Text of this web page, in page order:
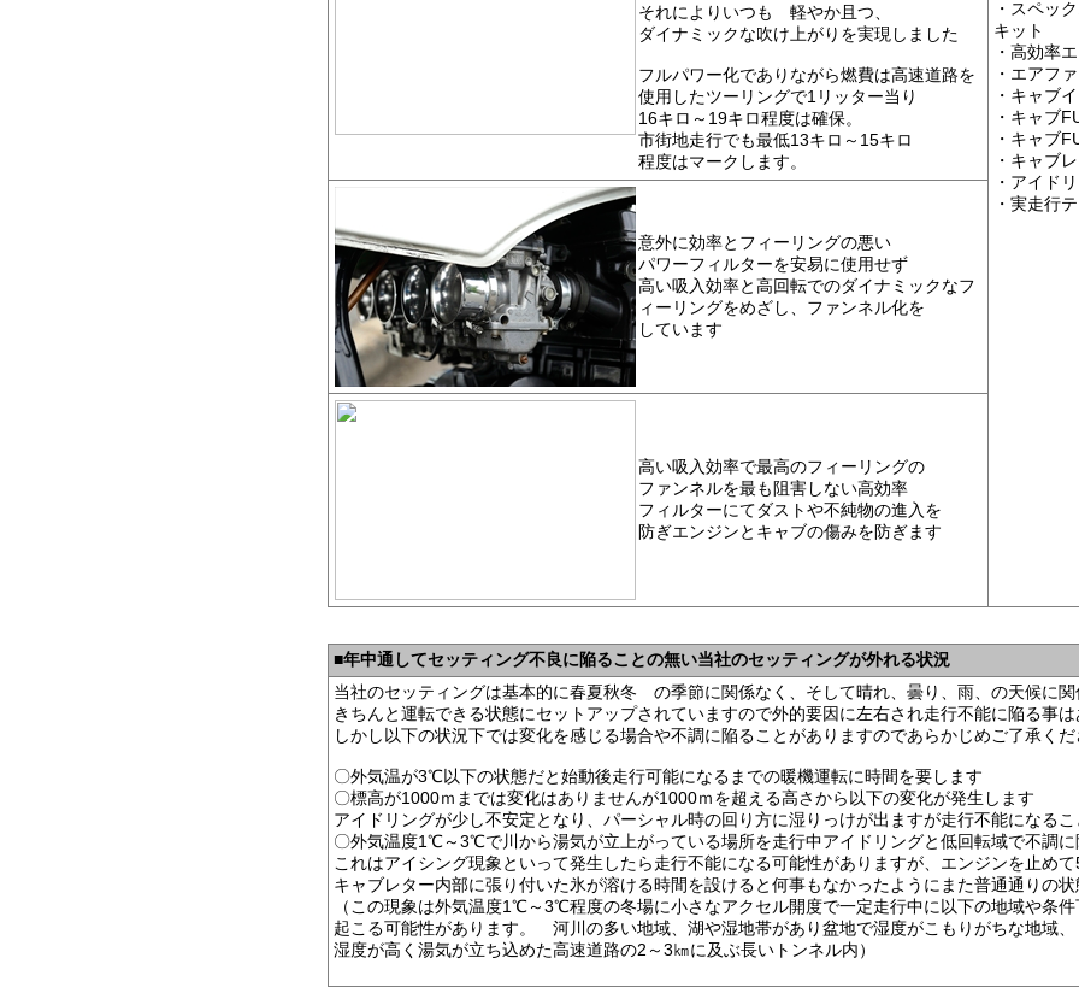
それによりいつも 軽やか且つ、
ダイナミックな吹け上がりを実現しました
フルパワー化でありながら燃費は高速道路を
使用したツーリングで1リッター当り
16キロ～19キロ程度は確保。
市街地走行でも最低13キロ～15キロ
程度はマークします。
・スペッ
キット
・高効率
・エアフ
・キャブ
・キャブ
・キャブ
・キャブ
・アイド
・実走行
意外に効率とフィーリングの悪い
パワーフィルターを安易に使用せず
高い吸入効率と高回転でのダイナミックなフ
ィーリングをめざし、ファンネル化を
しています
高い吸入効率で最高のフィーリングの
ファンネルを最も阻害しない高効率
フィルターにてダストや不純物の進入を
防ぎエンジンとキャブの傷みを防ぎます
■年中通してセッティング不良に陥ることの無い当社のセッティングが外れる状況
当社のセッティングは基本的に春夏秋冬 の季節に関係なく、そして晴れ、曇り、雨、の天候に
きちんと運転できる状態にセットアップされていますので外的要因に左右され走行不能に陥る事
しかし以下の状況下では変化を感じる場合や不調に陥ることがありますのであらかじめご了承く
〇外気温が3℃以下の状態だと始動後走行可能になるまでの暖機運転に時間を要します
〇標高が1000ｍまでは変化はありませんが1000ｍを超える高さから以下の変化が発生します
アイドリングが少し不安定となり、パーシャル時の回り方に湿りっけが出ますが走行不能になる
〇外気温度1℃～3℃で川から湯気が立上がっている場所を走行中アイドリングと低回転域で不調
これはアイシング現象といって発生したら走行不能になる可能性がありますが、エンジンを止め
キャブレター内部に張り付いた氷が溶ける時間を設けると何事もなかったようにまた普通通りの
（この現象は外気温度1℃～3℃程度の冬場に小さなアクセル開度で一定走行中に以下の地域や条件
起こる可能性があります。 河川の多い地域、湖や湿地帯があり盆地で湿度がこもりがちな地域、
湿度が高く湯気が立ち込めた高速道路の2～3㎞に及ぶ長いトンネル内）